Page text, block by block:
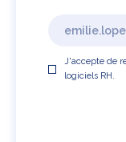
J'accepte de
logiciels RH.